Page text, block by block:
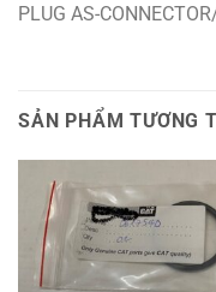
PLUG AS-
SẢN PHẨM TƯƠNG